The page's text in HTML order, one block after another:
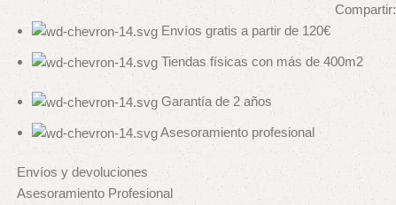
Compartir:
Envíos gratis a partir de 120€
Tiendas físicas con más de 400m2
Garantía de 2 años
Asesoramiento profesional
Envíos y devoluciones
Asesoramiento Profesional